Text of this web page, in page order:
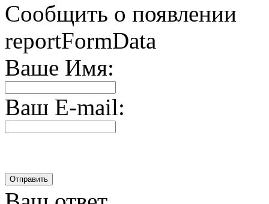
Сообщить о появлении
reportFormData
Ваше Имя:
Ваш E-mail: